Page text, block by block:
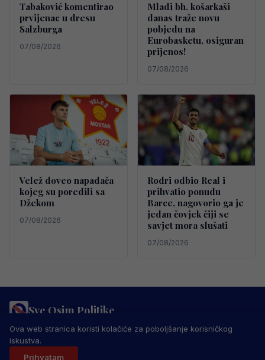
Tabaković komentirao
prvijenac u dresu
Salzburga
07/08/2026
Mladi bh. košarkaši
danas traže novu
pobjedu na
Eurobasketu, osiguran
prijenos!
07/08/2026
Velež doveo napadača
kojeg su poredili sa
Džekom
07/08/2026
Rodri odbio Real i
prihvatio ponudu
Barce, nagovorio ga je
jedan čovjek čiji se
savjet mora slušati
07/08/2026
Sve Osim Politike
PRAVILA PRIVATNOSTIMARKETING USLOVI KORIŠTENJA
IMPRESSUM
© 2026 Sve Osim Politike. Sva prava zadržana.
Ova web stranica koristi kolačiće za poboljšanje korisničkog
iskustva.
Prihvatam